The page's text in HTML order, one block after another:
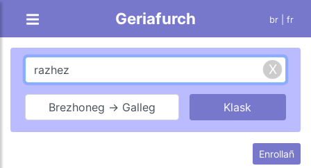
Geriafurch br | fr
Brezhoneg → Galleg
Enrollañ